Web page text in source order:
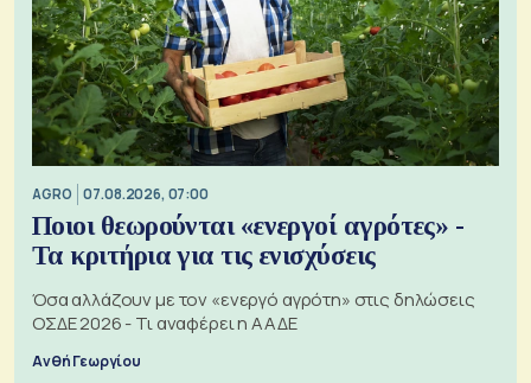
AGRO 07.08.2026, 07:00
Ποιοι θεωρούνται «ενεργοί αγρότες» -
Τα κριτήρια για τις ενισχύσεις
Όσα αλλάζουν με τον «ενεργό αγρότη» στις δηλώσεις
ΟΣΔΕ 2026 - Τι αναφέρει η ΑΑΔΕ
Ανθή Γεωργίου